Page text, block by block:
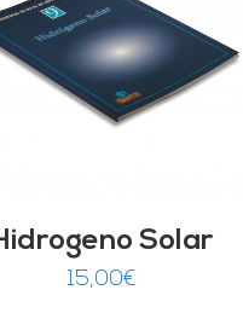
Solar
15,00€
AÑADIR AL CARRITO
DETALLES